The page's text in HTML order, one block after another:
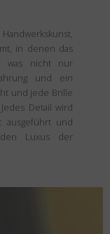
in denen das
was nicht nur
und ein
und jede Brille
Detail wird
ausgeführt und
Luxus der